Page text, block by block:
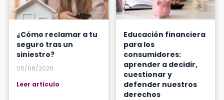
¿Cómo reclamar a tu
seguro tras un
siniestro?
05/08/2026
Leer artículo
Educación financiera
para los
consumidores:
aprender a decidir,
cuestionar y
defender nuestros
derechos